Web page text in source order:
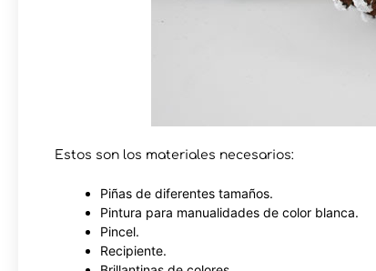
Estos son los materiales necesarios:
Piñas de diferentes tamaños.
Pintura para manualidades de color blanca.
Pincel.
Recipiente.